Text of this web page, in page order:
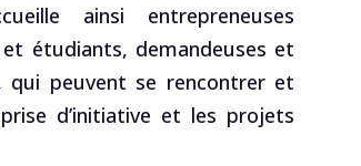
ainsi entrepreneuses
étudiants, demandeuses et
qui peuvent se rencontrer et
d’initiative et les projets